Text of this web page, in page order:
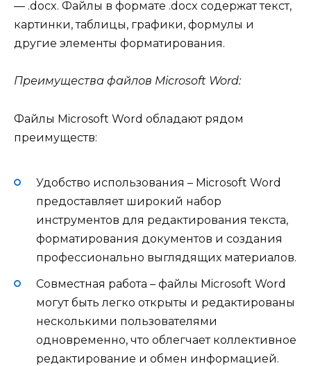
— .docx. Файлы в формате .docx содержат текст,
картинки, таблицы, графики, формулы и
другие элементы форматирования.
Преимущества файлов Microsoft Word:
Файлы Microsoft Word обладают рядом
преимуществ:
Удобство использования – Microsoft Word
предоставляет широкий набор
инструментов для редактирования текста,
форматирования документов и создания
профессионально выглядящих материалов.
Совместная работа – файлы Microsoft Word
могут быть легко открыты и редактированы
несколькими пользователями
одновременно, что облегчает коллективное
редактирование и обмен информацией.